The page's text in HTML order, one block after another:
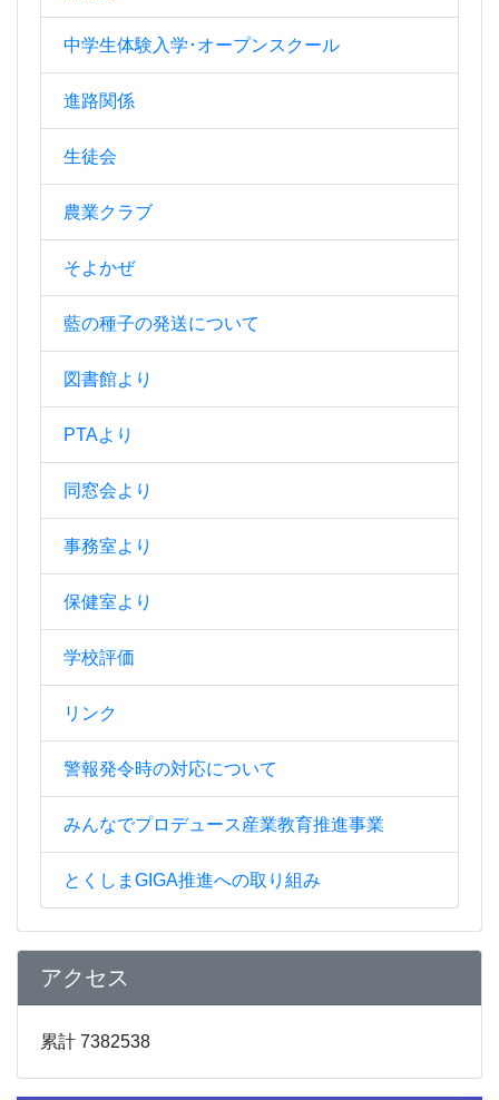
中学生体験入学･オープンスクール
進路関係
生徒会
農業クラブ
そよかぜ
藍の種子の発送について
図書館より
PTAより
同窓会より
事務室より
保健室より
学校評価
リンク
警報発令時の対応について
みんなでプロデュース産業教育推進事業
とくしまGIGA推進への取り組み
アクセス
累計 7382538